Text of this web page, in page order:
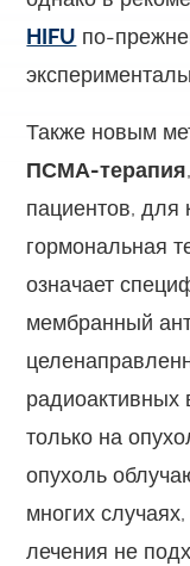
HIFU по-
Также новым
ПСМА-терапия
пациентов, для
гормональная
означает
мембранный
радиоактивных
только на
опухоль
многих
лечения не